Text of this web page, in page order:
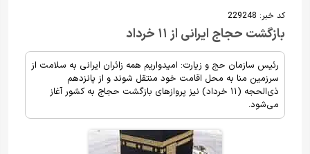
کد خبر: 229248
بازگشت حجاج ایرانی از ۱۱ خرداد
رئیس سازمان حج و زیارت: امیدواریم همه زائران ایرانی به سلامت از
سرزمین منا به محل اقامت خود منتقل شوند و از پانزدهم
ذی‌الحجه (۱۱ خرداد) نیز پروازهای بازگشت حجاج به کشور آغاز
می‌شود.